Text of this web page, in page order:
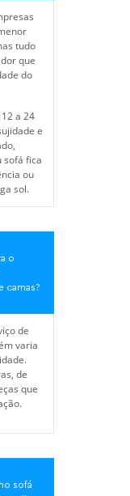
tudo
que
do
a 24
e
sofá fica
ou
sol.
o
camas?
de
varia
de
que
sofá